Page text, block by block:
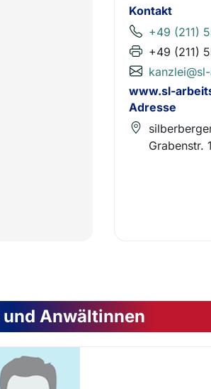
Kontakt
+49 (211)
+49 (211)
www.sl-
Adresse
Grabenstr.
Anwältinnen